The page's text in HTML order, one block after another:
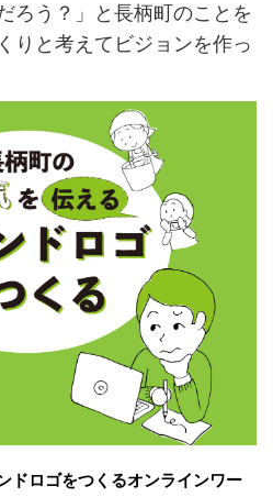
ろう？」と長柄町のことを
りと考えてビジョンを作っ
ドロゴをつくるオンラインワー